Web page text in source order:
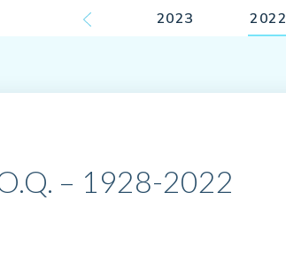
2023 2022
– 1928-2022